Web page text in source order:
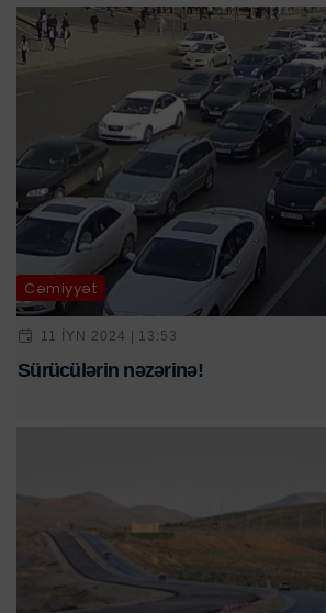
Cəmiyyət
11 IYN 2024 | 13:53
Sürücülərin nəzərinə!